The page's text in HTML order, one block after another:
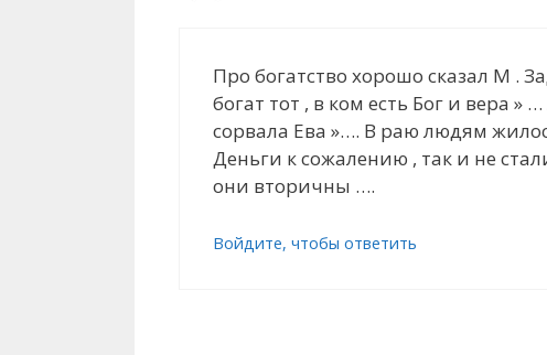
Про богатство хорошо сказал М .
богат тот , в ком есть Бог и вера
сорвала Ева »…. В раю людям
Деньги к сожалению , так и не
они вторичны ….
Войдите, чтобы ответить